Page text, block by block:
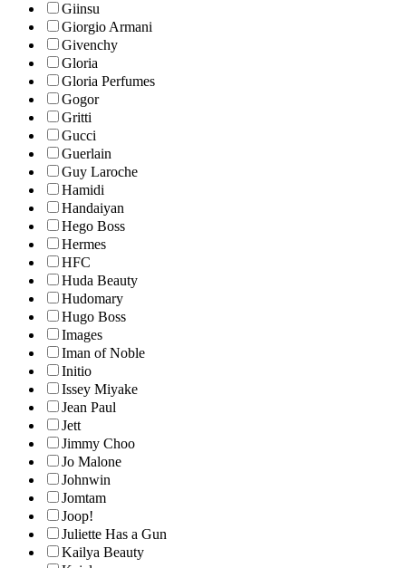
Giinsu
Giorgio Armani
Givenchy
Gloria
Gloria Perfumes
Gogor
Gritti
Gucci
Guerlain
Guy Laroche
Hamidi
Handaiyan
Hego Boss
Hermes
HFC
Huda Beauty
Hudomary
Hugo Boss
Images
Iman of Noble
Initio
Issey Miyake
Jean Paul
Jett
Jimmy Choo
Jo Malone
Johnwin
Jomtam
Joop!
Juliette Has a Gun
Kailya Beauty